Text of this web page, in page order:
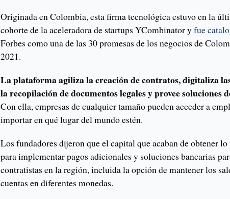
Originada en Colombia, esta firma tecnológica estuvo en la
cohorte de la aceleradora de startups YCombinator yfue
Forbes como una de las 30 promesas de los negocios de
2021.
La plataforma agiliza la creación de contratos, digitaliza
la recopilación de documentos legales y provee soluciones
Con ella, empresas de cualquier tamaño pueden acceder a
importar en qué lugar del mundo estén.
Los fundadores dijeron que el capital que acaban de obtener lo
para implementar pagos adicionales y soluciones bancarias
contratistas en la región, incluida la opción de mantener los
cuentas en diferentes monedas.